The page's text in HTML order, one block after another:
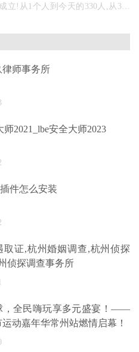
立!从1个人到今天的330人,从3个
天的全维度整合营销服务机构。
律师事务所
师2021_lbe安全大师2023
件怎么安装
取证,杭州婚姻调查,杭州侦探
侦探调查事务所
，全民嗨玩享多元盛宴！——
运动嘉年华常州站燃情启幕！